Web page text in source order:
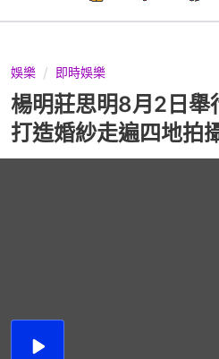
娛樂 即時娛樂
楊明莊思明8月2日
打造婚紗走遍四地拍
播